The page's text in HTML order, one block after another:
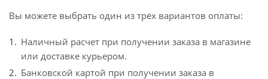
Вы можете выбрать один из трёх вариантов оплаты:
Наличный расчет при получении заказа в магазине
или доставке курьером.
Банковской картой при получении заказа в